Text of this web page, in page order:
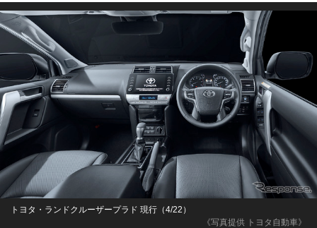
《写真提供 トヨタ自動車》
トヨタ・ランドクルーザープラド 現行（4/22）